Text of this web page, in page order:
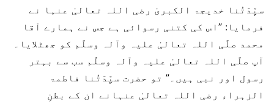
سیِّدَتُنا خدیجۃ الکبریٰ رضی اللہ تعالیٰ عنہا نے
فرمایا: ”اس کی کتنی رسوائی ہے جس نے ہمارے آقا
محمد صلَّی اللہ تعالیٰ علیہ وآلہ وسلَّم کو جھٹلایا۔
آپ صلَّی اللہ تعالیٰ علیہ وآلہ وسلَّم سب سے بہتر
رسول اور نبی ہیں۔” تو حضرت سیِّدَتُنا فاطمۃ
الزہراء رضی اللہ تعالیٰ عنہانے ان کے بطنِ